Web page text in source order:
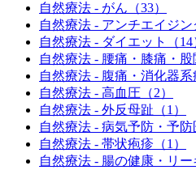
自然療法 - がん（33）
自然療法 - アンチエイジン
自然療法 - ダイエット（14
自然療法 - 腰痛・膝痛・股
自然療法 - 腹痛・消化器系
自然療法 - 高血圧（2）
自然療法 - 外反母趾（1）
自然療法 - 病気予防・予防
自然療法 - 帯状疱疹（1）
自然療法 - 腸の健康・リー